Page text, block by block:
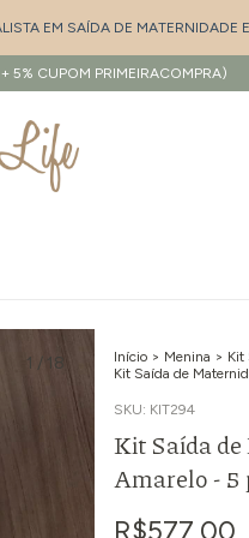
SAÍDA DE MATERNIDADE E
5% CUPOM PRIMEIRACOMPRA)
1 / 18 Início > Menina > Kit
Kit Saída de
SKU: KIT294
Kit Saída de
Amarelo - 5
R$577,00